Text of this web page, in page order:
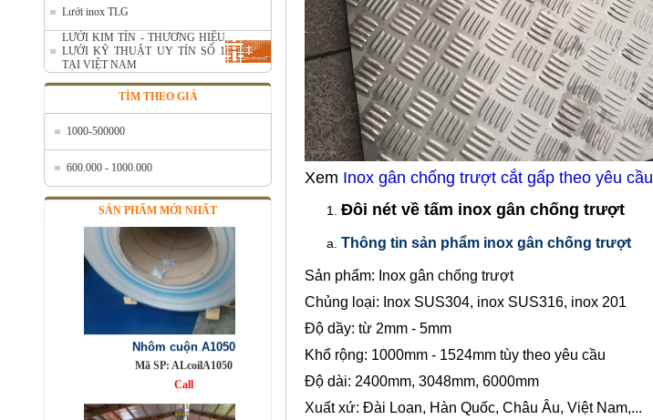
Lưới inox TLG
LƯỚI KIM TÍN - THƯƠNG HIỆU
LƯỚI KỸ THUẬT UY TÍN SỐ 1
TẠI VIỆT NAM
TÌM THEO GIÁ
1000-500000
600.000 - 1000.000
SẢN PHẨM MỚI NHẤT
Mã SP: AcuonceYC
Call
Nhôm cuộn A1050
Mã SP: ALcoilA1050
Call
Xem Inox gân chống trượt cắt gấp theo yêu cầu
Đôi nét về tấm inox gân chống trượt
Thông tin sản phẩm inox gân chống trượt
Sản phẩm: Inox gân chống trượt
Chủng loại: Inox SUS304, inox SUS316, inox 201
Độ dầy: từ 2mm - 5mm
Khổ rộng: 1000mm - 1524mm tùy theo yêu cầu
Độ dài: 2400mm, 3048mm, 6000mm
Xuất xứ: Đài Loan, Hàn Quốc, Châu Âu, Việt Nam,...